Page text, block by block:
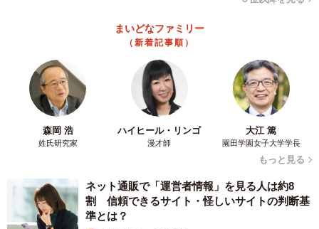
4/5
中村海人（Travis Japan/ジャニーズJr.）
若手たちの奮闘を座長として俯瞰しながら見守る姿は、“究
極の上司”石沢課長そのもの。世代の違う後輩たちとは何気
ない雑談を重ねて距離を近づけていったという。「意識し
まいどなファミリー
（新着記事順）
森岡 浩
姓氏研究家
ハイヒール・リンゴ
漫才師
大江 篤
園田学園女子大学学長
もっと見る
ネット通販で「運営者情報」を見る人は約8
割 信頼できるサイト・怪しいサイトの判断基
準とは？